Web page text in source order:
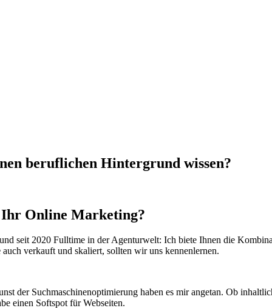
beruflichen Hintergrund wissen?
Ihr Online Marketing?
seit 2020 Fulltime in der Agenturwelt: Ich biete Ihnen die
verkauft und skaliert, sollten wir uns kennenlernen.
der Suchmaschinenoptimierung haben es mir angetan. Ob
einen Softspot für Webseiten.